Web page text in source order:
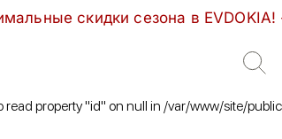
сезона в EVDOKIA! - 70%
property "id" on null in /var/www/site/